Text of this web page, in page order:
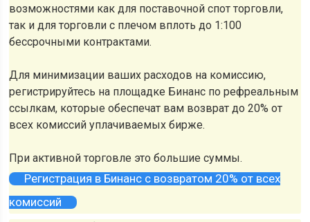
возможностями как для поставочной спот торговли,
так и для торговли с плечом вплоть до 1:100
бессрочными контрактами.
Для минимизации ваших расходов на комиссию,
регистрируйтесь на площадке Бинанс по рефреальным
ссылкам, которые обеспечат вам возврат до 20% от
всех комиссий уплачиваемых бирже.
При активной торговле это большие суммы.
Регистрация в Бинанс с возвратом 20% от всех
комиссий